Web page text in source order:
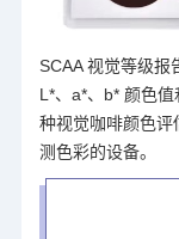
SCAA 视觉等级报
L*、a*、b* 颜色
种视觉咖啡颜色评
测色彩的设备。